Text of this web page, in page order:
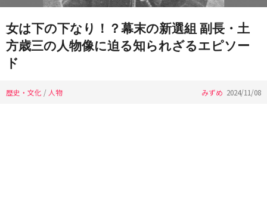
女は下の下なり！？幕末の新選組 副長・土
方歳三の人物像に迫る知られざるエピソー
ド
歴史・文化 / 人物 みずめ 2024/11/08